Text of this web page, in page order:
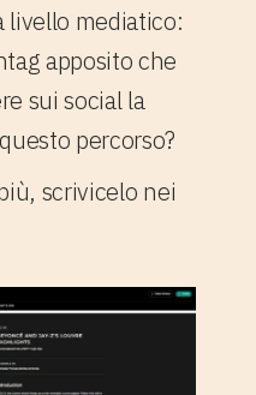
livello mediatico:
apposito che
sui social la
percorso?
scrivicelo nei